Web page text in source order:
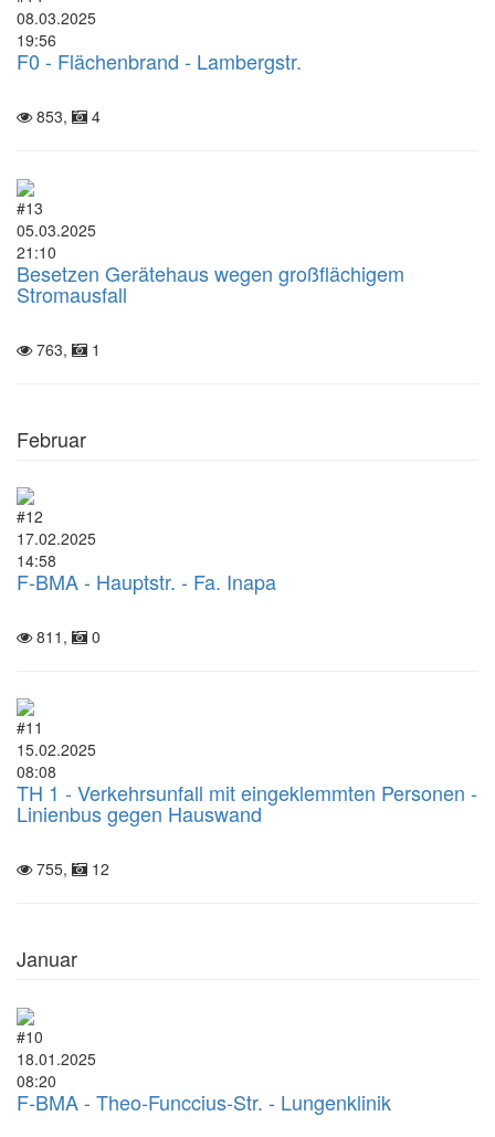
08.03.2025
19:56
F0 - Flächenbrand - Lambergstr.
853, 4
#13
05.03.2025
21:10
Besetzen Gerätehaus wegen großflächigem
Stromausfall
763, 1
Februar
#12
17.02.2025
14:58
F-BMA - Hauptstr. - Fa. Inapa
811, 0
#11
15.02.2025
08:08
TH 1 - Verkehrsunfall mit eingeklemmten Personen -
Linienbus gegen Hauswand
755, 12
Januar
#10
18.01.2025
08:20
F-BMA - Theo-Funccius-Str. - Lungenklinik